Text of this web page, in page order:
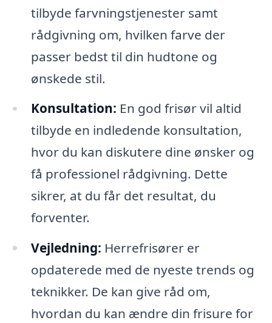
tilbyde farvningstjenester samt
rådgivning om, hvilken farve der
passer bedst til din hudtone og
ønskede stil.
Konsultation: En god frisør vil altid
tilbyde en indledende konsultation,
hvor du kan diskutere dine ønsker og
få professionel rådgivning. Dette
sikrer, at du får det resultat, du
forventer.
Vejledning: Herrefrisører er
opdaterede med de nyeste trends og
teknikker. De kan give råd om,
hvordan du kan ændre din frisure for